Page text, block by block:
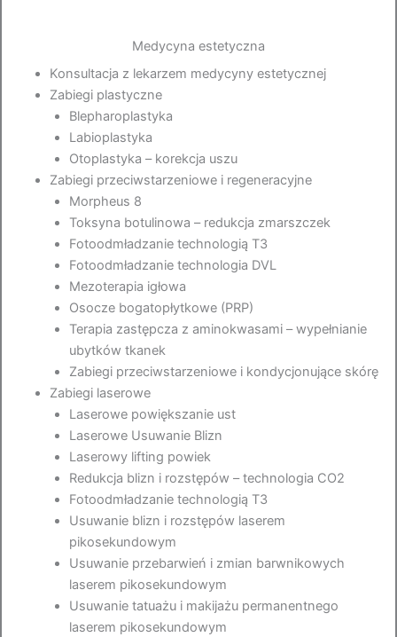
Medycyna estetyczna
Konsultacja z lekarzem medycyny estetycznej
Zabiegi plastyczne
Blepharoplastyka
Labioplastyka
Otoplastyka – korekcja uszu
Zabiegi przeciwstarzeniowe i regeneracyjne
Morpheus 8
Toksyna botulinowa – redukcja zmarszczek
Fotoodmładzanie technologią T3
Fotoodmładzanie technologia DVL
Mezoterapia igłowa
Osocze bogatopłytkowe (PRP)
Terapia zastępcza z aminokwasami – wypełnianie
ubytków tkanek
Zabiegi przeciwstarzeniowe i kondycjonujące skórę
Zabiegi laserowe
Laserowe powiększanie ust
Laserowe Usuwanie Blizn
Laserowy lifting powiek
Redukcja blizn i rozstępów – technologia CO2
Fotoodmładzanie technologią T3
Usuwanie blizn i rozstępów laserem
pikosekundowym
Usuwanie przebarwień i zmian barwnikowych
laserem pikosekundowym
Usuwanie tatuażu i makijażu permanentnego
laserem pikosekundowym